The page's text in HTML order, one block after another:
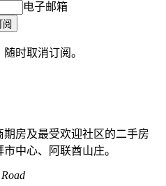
电子邮箱
阅
时取消订阅。
房及最受欢迎社区的二手房
中心、阿联酋山庄。